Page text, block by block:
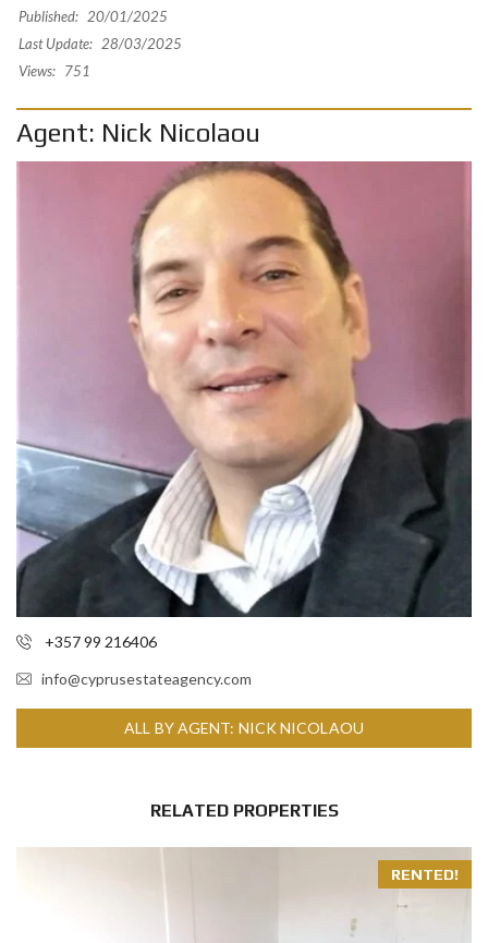
Published: 20/01/2025
Last Update: 28/03/2025
Views: 751
Agent: Nick Nicolaou
+357 99 216406
info@cyprusestateagency.com
ALL BY AGENT: NICK NICOLAOU
RELATED PROPERTIES
RENTED!